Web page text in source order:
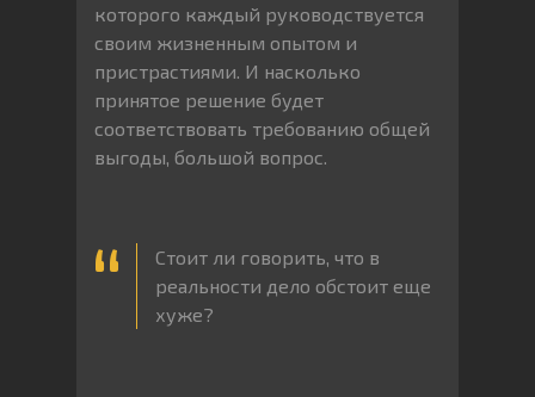
которого каждый руководствуется
своим жизненным опытом и
пристрастиями. И насколько
принятое решение будет
соответствовать требованию общей
выгоды, большой вопрос.
Стоит ли говорить, что в
реальности дело обстоит еще
хуже?